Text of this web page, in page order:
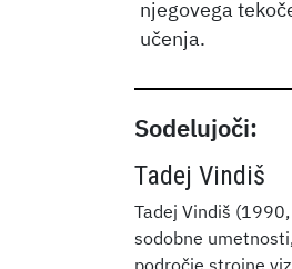
njegovega
učenja.
Sodelujoči:
Tadej Vindiš
Tadej Vindiš
sodobne